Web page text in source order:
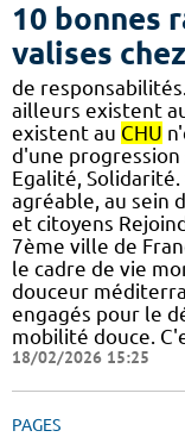
10 bonnes
valises
de
ailleurs existent
existent au CHU
d'une
Egalité,
agréable, au sein
et citoyens
7ème ville de
le cadre de vie
douceur
engagés pour le
mobilité douce.
18/02/2026 15:25
PAGES